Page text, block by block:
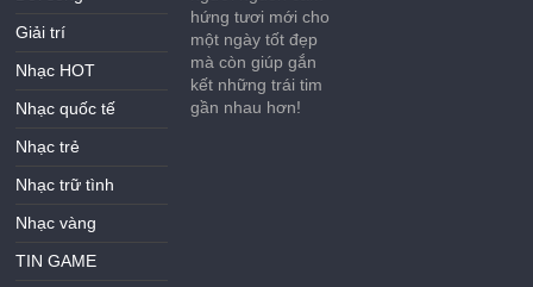
Giải trí
Nhạc HOT
Nhạc quốc tế
Nhạc trẻ
Nhạc trữ tình
Nhạc vàng
TIN GAME
hứng tươi mới cho
một ngày tốt đẹp
mà còn giúp gắn
kết những trái tim
gần nhau hơn!